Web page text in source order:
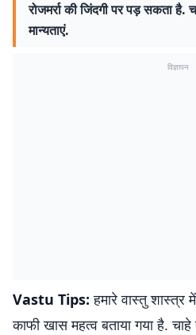
रोजमर्रा की जिंदगी पर पड़ सकता है.
मान्यताएं.
विज्ञापन
Vastu Tips: हमारे वास्तु
काफी खास महत्व बताया गया है.